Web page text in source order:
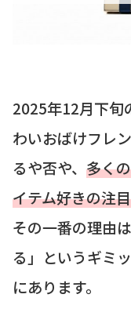
2025年12月下旬
わいおばけフレ
るや否や、 多く
イテム好きの注
その一番の理由
る」というギミ
にあります。